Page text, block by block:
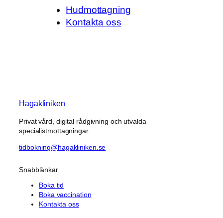
Hudmottagning
Kontakta oss
Hagakliniken
Privat vård, digital rådgivning och utvalda
specialistmottagningar.
tidbokning@hagakliniken.se
Snabblänkar
Boka tid
Boka vaccination
Kontakta oss